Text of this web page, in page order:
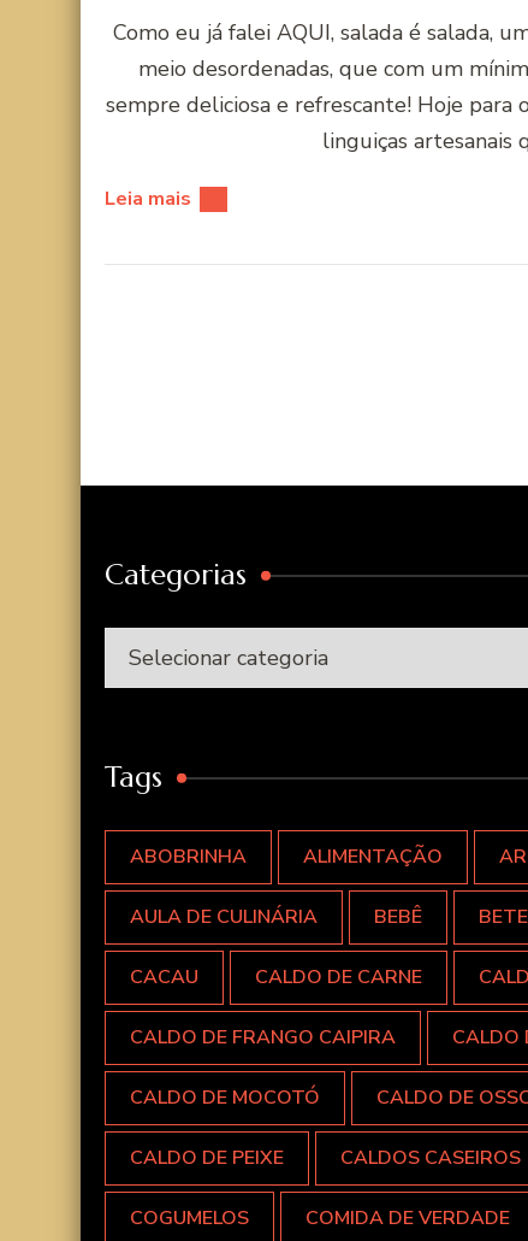
Como eu já falei AQUI, salada é salada,
meio desordenadas, que com um
sempre deliciosa e refrescante! Hoje para
linguiças artesanais
Leia mais
Categorias
Categorias
Tags
ABOBRINHA ALIMENTAÇÃO
AULA DE CULINÁRIA BEBÊ
CACAU CALDO DE CARNE
CALDO DE FRANGO CAIPIRA CALDO
CALDO DE MOCOTÓ CALDO DE
CALDO DE PEIXE CALDOS CASEIROS
COGUMELOS COMIDA DE VERDADE